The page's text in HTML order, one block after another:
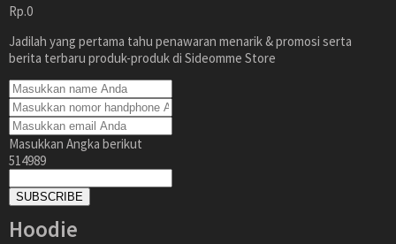
Rp.0
Jadilah yang pertama tahu penawaran menarik & promosi serta
berita terbaru produk-produk di Sideomme Store
Masukkan Angka berikut
514989
SUBSCRIBE
Hoodie